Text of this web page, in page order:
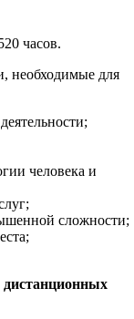
часов.
необходимые для
человека и
сложности;
дистанционных